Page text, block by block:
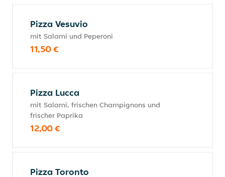
Pizza Vesuvio
mit Salami und Peperoni
11,50 €
Pizza Lucca
mit Salami, frischen Champignons und
frischer Paprika
12,00 €
Pizza Toronto